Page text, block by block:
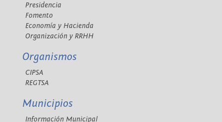
Presidencia
Fomento
Economía y Hacienda
Organización y RRHH
Organismos
CIPSA
REGTSA
Municipios
Información Municipal